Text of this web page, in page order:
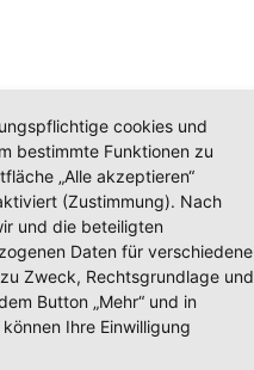
cookies und
bestimmte Funktionen zu
„Alle akzeptieren“
(Zustimmung). Nach
und die beteiligten
Daten für verschiedene
Zweck, Rechtsgrundlage und
Button „Mehr“ und in
Ihre Einwilligung